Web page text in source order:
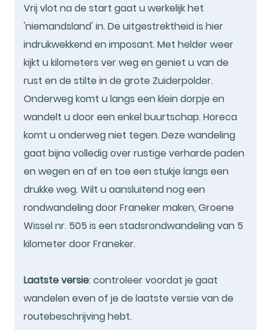
Vrij vlot na de start gaat u werkelijk het
'niemandsland' in. De uitgestrektheid is hier
indrukwekkend en imposant. Met helder weer
kijkt u kilometers ver weg en geniet u van de
rust en de stilte in de grote Zuiderpolder.
Onderweg komt u langs een klein dorpje en
wandelt u door een enkel buurtschap. Horeca
komt u onderweg niet tegen. Deze wandeling
gaat bijna volledig over rustige verharde paden
en wegen en af en toe een stukje langs een
drukke weg. Wilt u aansluitend nog een
rondwandeling door Franeker maken, Groene
Wissel nr. 505 is een stadsrondwandeling van 5
kilometer door Franeker.
Laatste versie: controleer voordat je gaat
wandelen even of je de laatste versie van de
routebeschrijving hebt.